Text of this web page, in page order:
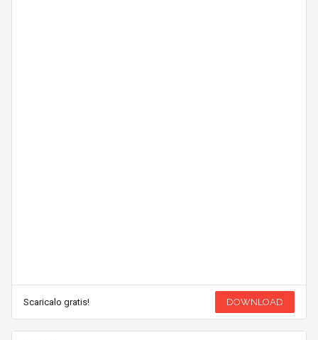
Scaricalo gratis! DOWNLOAD